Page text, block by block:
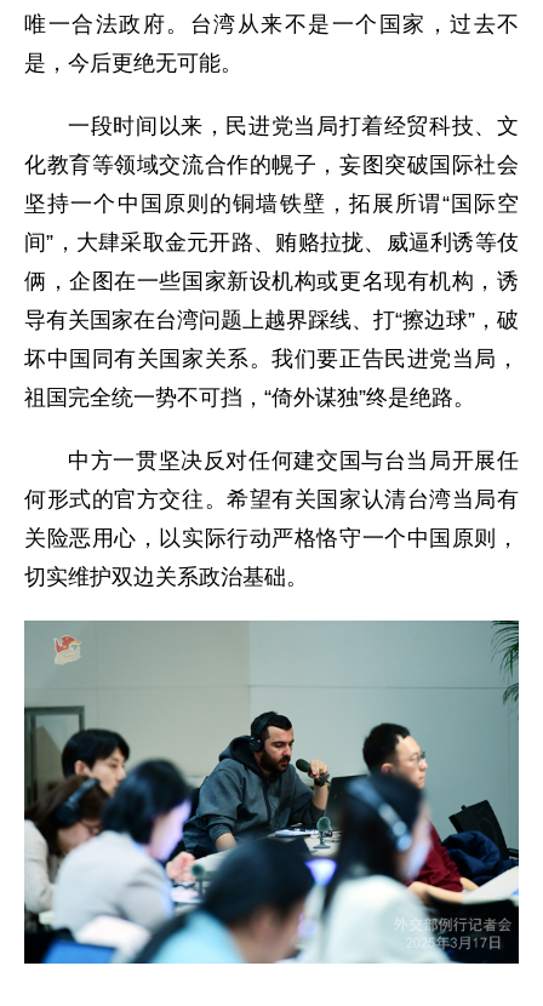
唯一合法政府。台湾从来不是一个国家，过去不
是，今后更绝无可能。
一段时间以来，民进党当局打着经贸科技、文
化教育等领域交流合作的幌子，妄图突破国际社会
坚持一个中国原则的铜墙铁壁，拓展所谓“国际空
间”，大肆采取金元开路、贿赂拉拢、威逼利诱等伎
俩，企图在一些国家新设机构或更名现有机构，诱
导有关国家在台湾问题上越界踩线、打“擦边球”，破
坏中国同有关国家关系。我们要正告民进党当局，
祖国完全统一势不可挡，“倚外谋独”终是绝路。
中方一贯坚决反对任何建交国与台当局开展任
何形式的官方交往。希望有关国家认清台湾当局有
关险恶用心，以实际行动严格恪守一个中国原则，
切实维护双边关系政治基础。